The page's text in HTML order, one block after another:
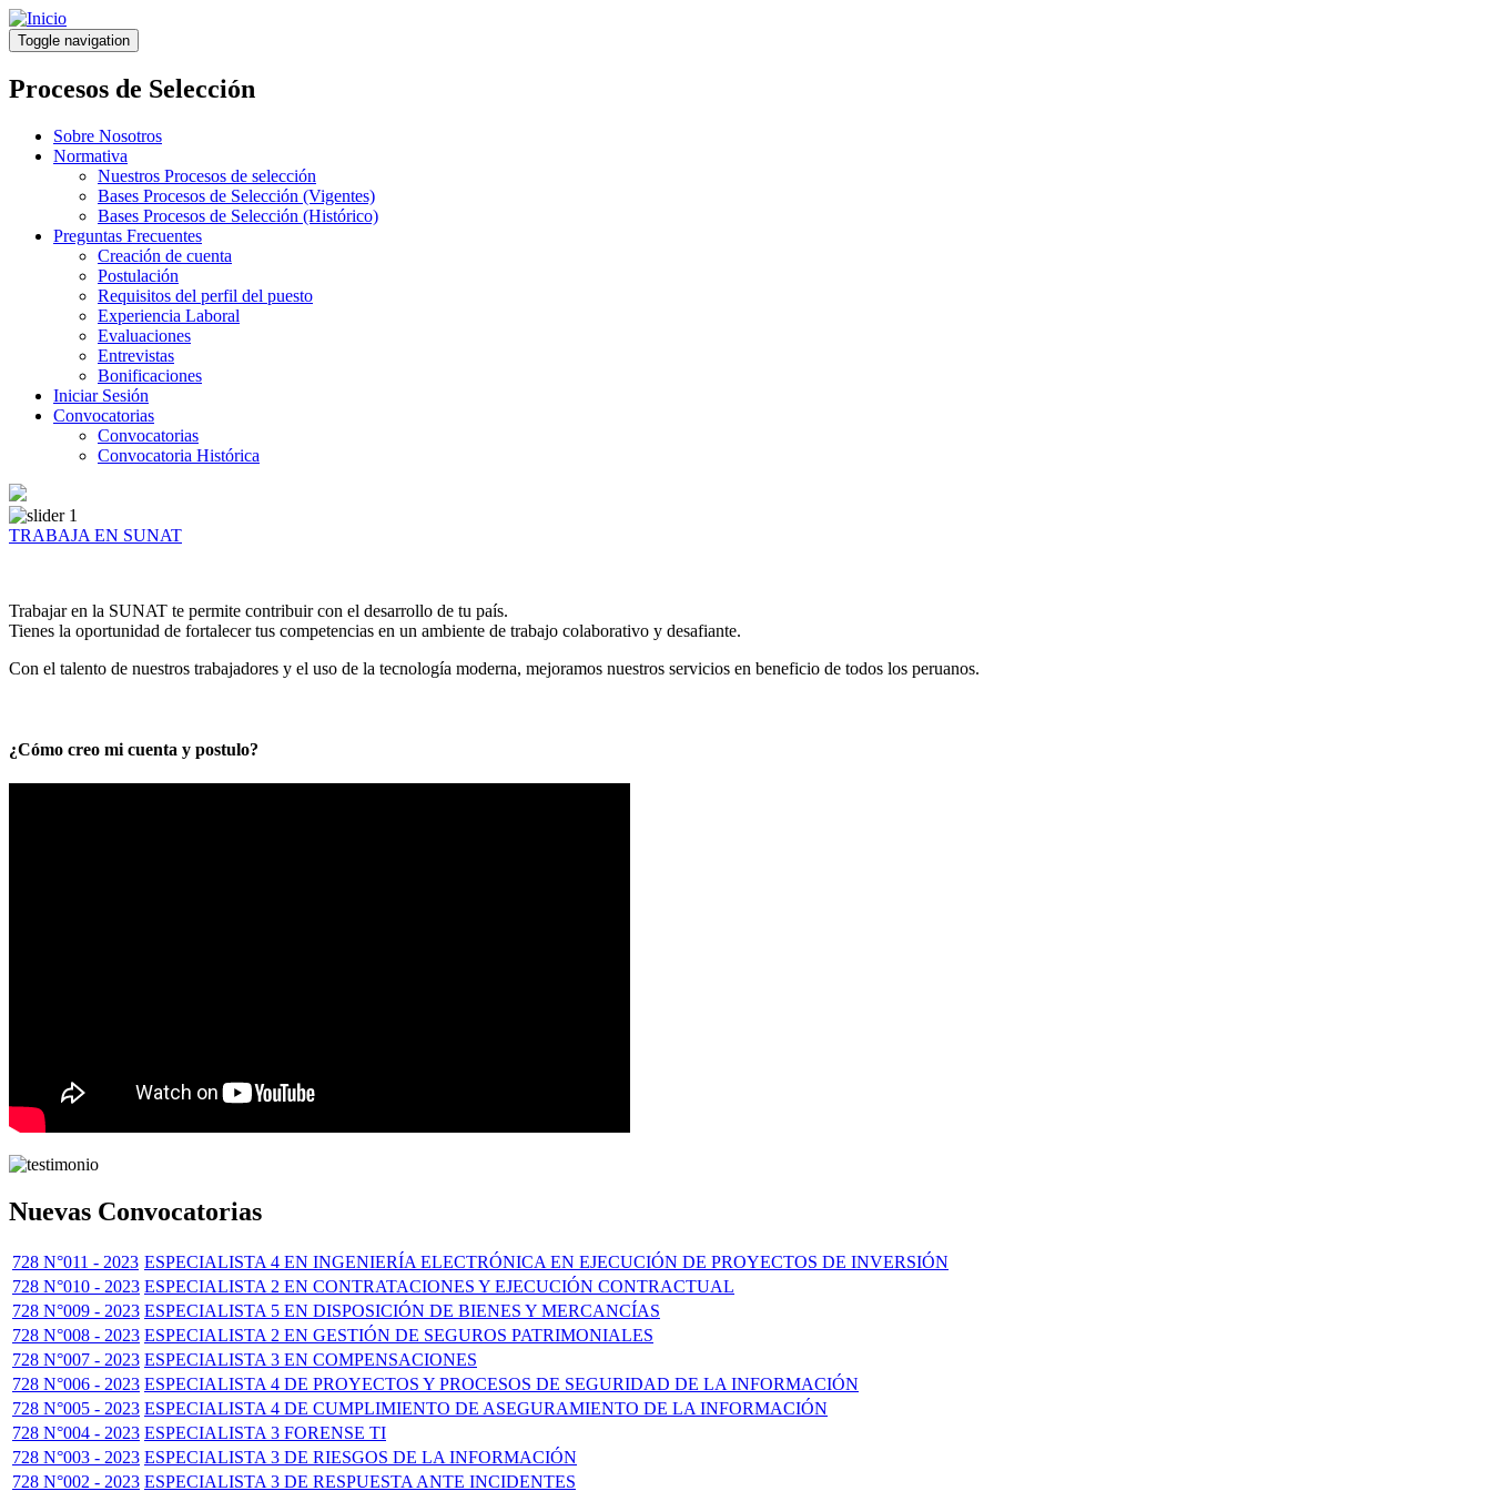
Pasar
al
contenido
principal
Toggle navigation
Procesos de Selección
Sobre Nosotros
Normativa
Nuestros Procesos de selección
Bases Procesos de Selección (Vigentes)
Bases Procesos de Selección (Histórico)
Preguntas Frecuentes
Creación de cuenta
Postulación
Requisitos del perfil del puesto
Experiencia Laboral
Evaluaciones
Entrevistas
Bonificaciones
Iniciar Sesión
Convocatorias
Convocatorias
Convocatoria Histórica
TRABAJA EN SUNAT
Trabajar en la SUNAT te permite contribuir con el desarrollo de tu país.
Tienes la oportunidad de fortalecer tus competencias en un ambiente de trabajo colaborativo y desafiante.
Con el talento de nuestros trabajadores y el uso de la tecnología moderna, mejoramos nuestros servicios en beneficio de todos los peruanos.
¿Cómo creo mi cuenta y postulo?
Nuevas Convocatorias
728 N°011 - 2023 ESPECIALISTA 4 EN INGENIERÍA ELECTRÓNICA EN EJECUCIÓN DE PROYECTOS DE INVERSIÓN
728 N°010 - 2023 ESPECIALISTA 2 EN CONTRATACIONES Y EJECUCIÓN CONTRACTUAL
728 N°009 - 2023 ESPECIALISTA 5 EN DISPOSICIÓN DE BIENES Y MERCANCÍAS
728 N°008 - 2023 ESPECIALISTA 2 EN GESTIÓN DE SEGUROS PATRIMONIALES
728 N°007 - 2023 ESPECIALISTA 3 EN COMPENSACIONES
728 N°006 - 2023 ESPECIALISTA 4 DE PROYECTOS Y PROCESOS DE SEGURIDAD DE LA INFORMACIÓN
728 N°005 - 2023 ESPECIALISTA 4 DE CUMPLIMIENTO DE ASEGURAMIENTO DE LA INFORMACIÓN
728 N°004 - 2023 ESPECIALISTA 3 FORENSE TI
728 N°003 - 2023 ESPECIALISTA 3 DE RIESGOS DE LA INFORMACIÓN
728 N°002 - 2023 ESPECIALISTA 3 DE RESPUESTA ANTE INCIDENTES